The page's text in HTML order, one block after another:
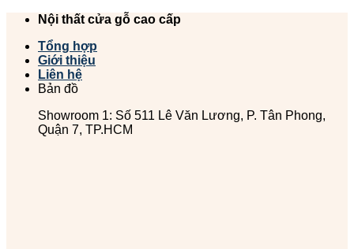
Chuyển
dung
Nội thất cửa gỗ cao cấp
Tổng hợp
Giới thiệu
Liên hệ
Bản đồ
Showroom 1: Số 511 Lê Văn Lương, P. Tân Phong,
Quận 7, TP.HCM